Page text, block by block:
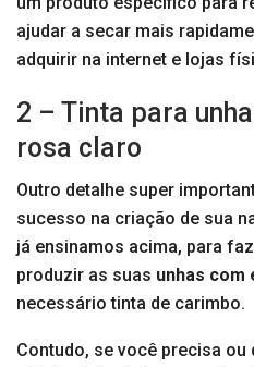
ajudar a secar mais
adquirir na internet e lojas
2 – Tinta para
rosa claro
Outro detalhe super
sucesso na criação de sua
já ensinamos acima, para
produzir as suas unhas com
necessário tinta de carimbo.
Contudo, se você precisa ou